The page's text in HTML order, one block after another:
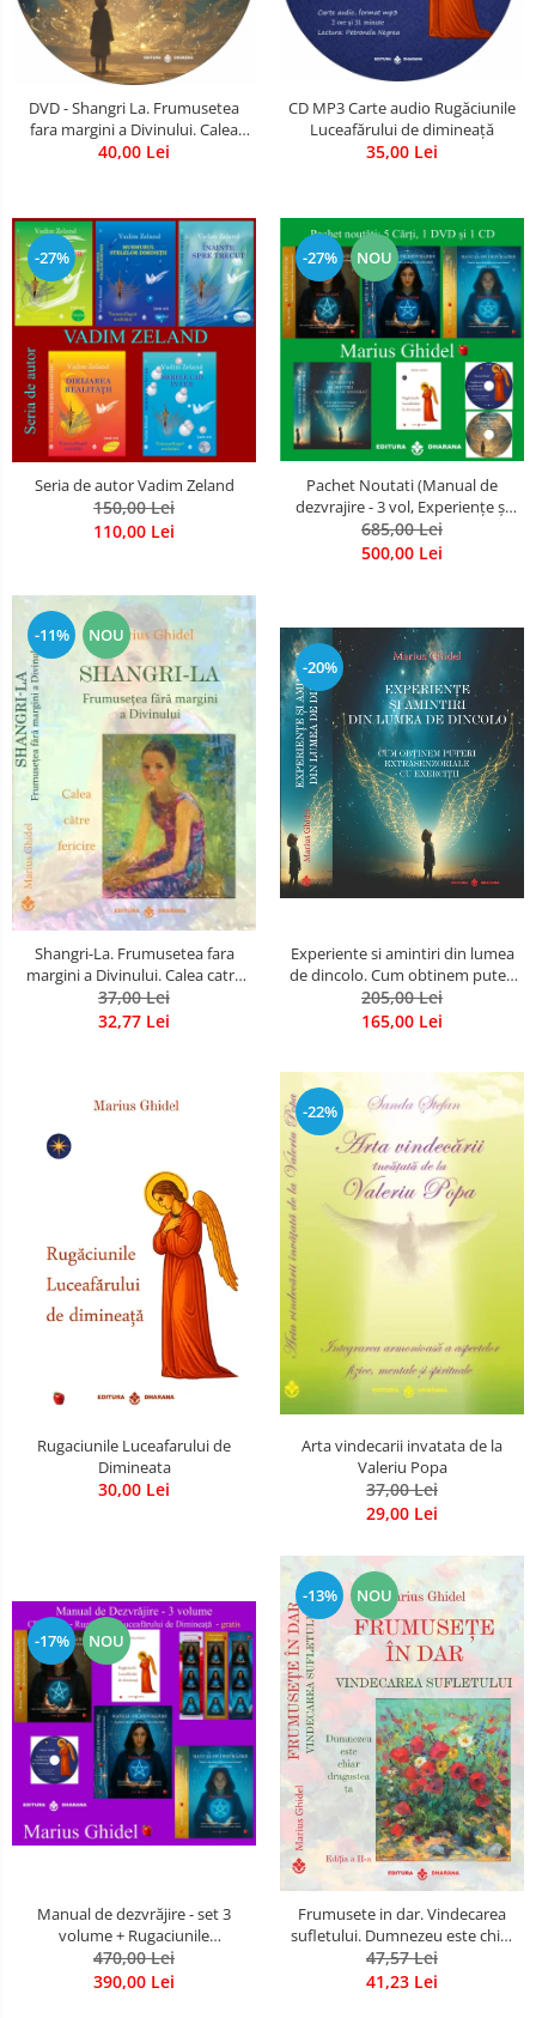
DVD - Shangri La. Frumusetea
fara margini a Divinului. Calea
catre fericire
40,00 Lei
CD MP3 Carte audio Rugăciunile
Luceafărului de dimineață
35,00 Lei
-27%
Seria de autor Vadim Zeland
150,00 Lei
110,00 Lei
-27% NOU
Pachet Noutati (Manual de
dezvrajire - 3 vol, Experiențe și
amintiri, Rugăciunile
Luceafarului de dimineata) -
685,00 Lei
500,00 Lei
-11% NOU
Shangri-La. Frumusetea fara
margini a Divinului. Calea catre
fericire
37,00 Lei
32,77 Lei
-20%
Experiente si amintiri din lumea
de dincolo. Cum obtinem puteri
extrasenzoriale - cu exercitii
205,00 Lei
165,00 Lei
Rugaciunile Luceafarului de
Dimineata
30,00 Lei
-22%
Arta vindecarii invatata de la
Valeriu Popa
37,00 Lei
29,00 Lei
-17% NOU
Manual de dezvrăjire - set 3
volume + Rugaciunile
Luceafarului de Dimineata -
Gratuit)
470,00 Lei
390,00 Lei
-13% NOU
Frumusete in dar. Vindecarea
sufletului. Dumnezeu este chiar
dragostea ta. Editia a 2-a
47,57 Lei
41,23 Lei